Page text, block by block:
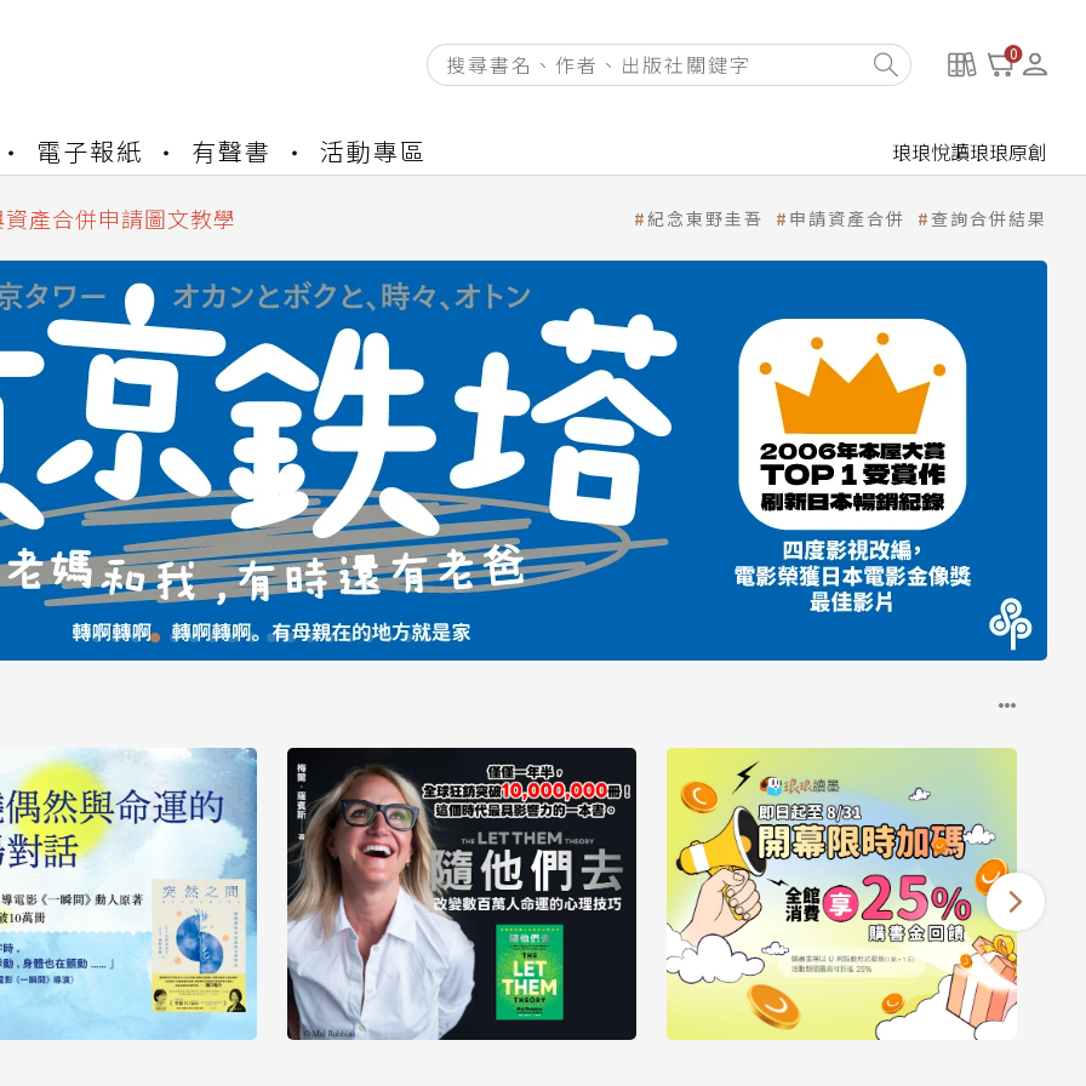
0
電子報紙 有聲書 活動專區 琅琅悅讀琅琅原創
開通申請
產合併申請圖文教學
開通申請
紀念東野圭吾 申請資產合併 查詢合併結果